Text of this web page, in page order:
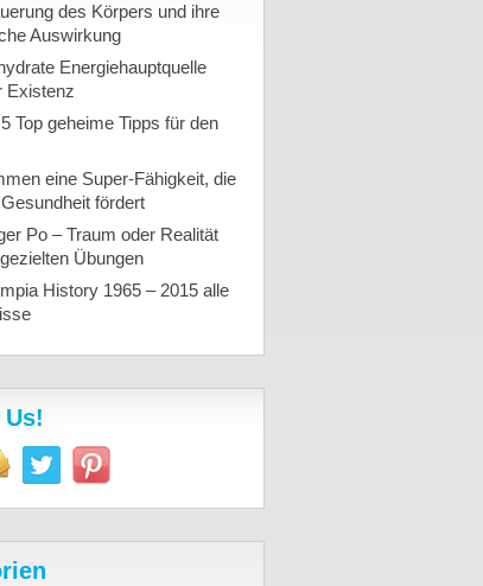
des Körpers und ihre
Auswirkung
Energiehauptquelle
Existenz
Top geheime Tipps für den
eine Super-Fähigkeit, die
fördert
Po – Traum oder Realität
Übungen
History 1965 – 2015 alle